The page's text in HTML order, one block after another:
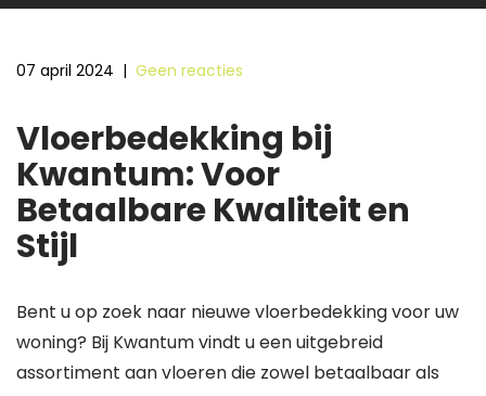
07 april 2024 | Geen reacties
Vloerbedekking bij
Kwantum: Voor
Betaalbare Kwaliteit en
Stijl
Bent u op zoek naar nieuwe vloerbedekking voor uw
woning? Bij Kwantum vindt u een uitgebreid
assortiment aan vloeren die zowel betaalbaar als